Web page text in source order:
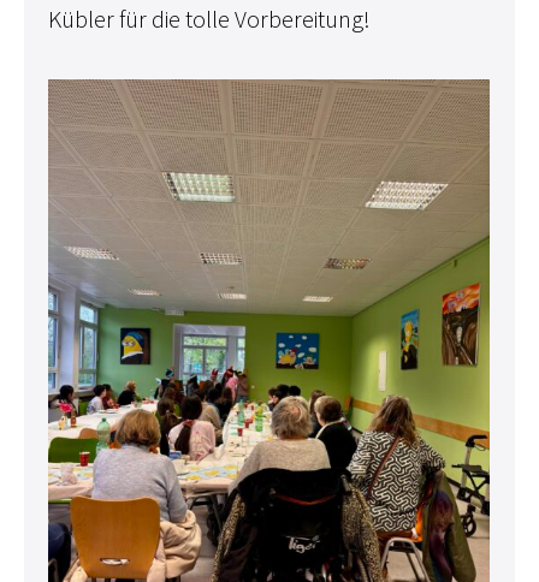
Kübler für die tolle Vorbereitung!